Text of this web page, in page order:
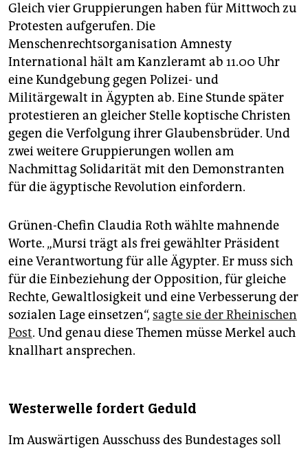
Gleich vier Gruppierungen haben für Mittwoch zu
Protesten aufgerufen. Die
Menschenrechtsorganisation Amnesty
International hält am Kanzleramt ab 11.00 Uhr
eine Kundgebung gegen Polizei- und
Militärgewalt in Ägypten ab. Eine Stunde später
protestieren an gleicher Stelle koptische Christen
gegen die Verfolgung ihrer Glaubensbrüder. Und
zwei weitere Gruppierungen wollen am
Nachmittag Solidarität mit den Demonstranten
für die ägyptische Revolution einfordern.
Grünen-Chefin Claudia Roth wählte mahnende
Worte. „Mursi trägt als frei gewählter Präsident
eine Verantwortung für alle Ägypter. Er muss sich
für die Einbeziehung der Opposition, für gleiche
Rechte, Gewaltlosigkeit und eine Verbesserung der
sozialen Lage einsetzen“, sagte sie der Rheinischen
Post. Und genau diese Themen müsse Merkel auch
knallhart ansprechen.
Westerwelle fordert Geduld
Im Auswärtigen Ausschuss des Bundestages soll